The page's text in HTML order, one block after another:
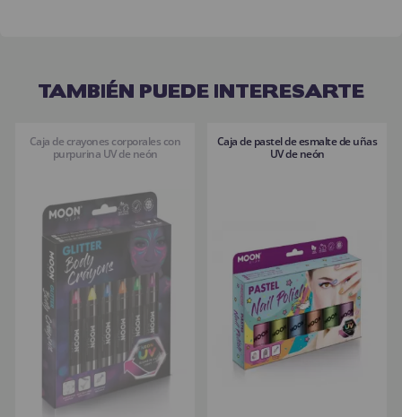
TAMBIÉN PUEDE INTERESARTE
Caja de crayones corporales con
purpurina UV de neón
Caja de pastel de esmalte de uñas
UV de neón